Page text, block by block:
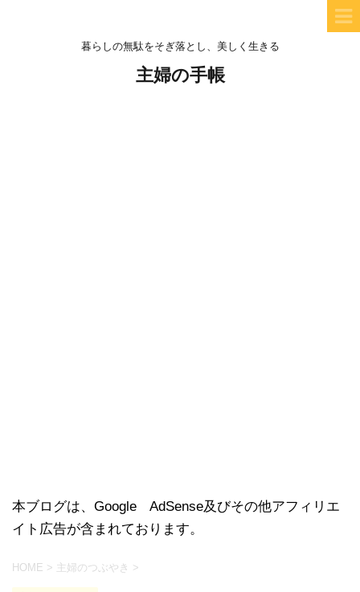
暮らしの無駄をそぎ落とし、美しく生きる
主婦の手帳
本ブログは、Google AdSense及びその他アフィリエ
イト広告が含まれております。
HOME > 主婦のつぶやき >